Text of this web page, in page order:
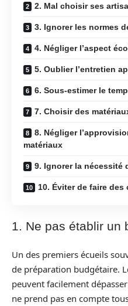
2. Mal choisir ses
3. Ignorer les normes
4. Négliger l’aspect
5. Oublier l’entretien
6. Sous-estimer le
7. Choisir des
8. Négliger
matériaux
9. Ignorer la nécessité
10. Éviter de faire
1. Ne pas établir un
Un des premiers écueils
de préparation budgétaire.
peuvent facilement
ne prend pas en compte